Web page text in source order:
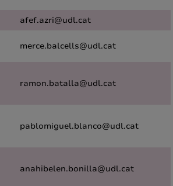
afef.azri@udl.cat
merce.balcells@udl.cat
ramon.batalla@udl.cat
pablomiguel.blanco@udl.cat
anahibelen.bonilla@udl.cat